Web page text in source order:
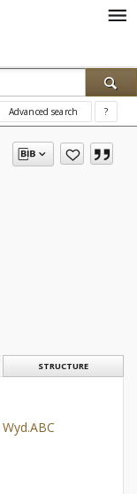
Advanced search ?
STRUCTURE